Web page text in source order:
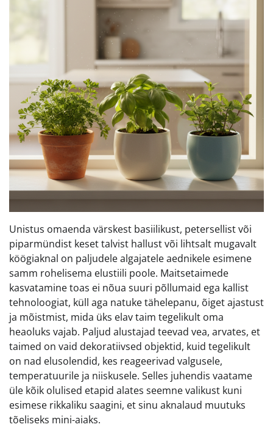
Unistus omaenda värskest basiilikust, petersellist või
piparmündist keset talvist hallust või lihtsalt mugavalt
köögiaknal on paljudele algajatele aednikele esimene
samm rohelisema elustiili poole. Maitsetaimede
kasvatamine toas ei nõua suuri põllumaid ega kallist
tehnoloogiat, küll aga natuke tähelepanu, õiget ajastust
ja mõistmist, mida üks elav taim tegelikult oma
heaoluks vajab. Paljud alustajad teevad vea, arvates, et
taimed on vaid dekoratiivsed objektid, kuid tegelikult
on nad elusolendid, kes reageerivad valgusele,
temperatuurile ja niiskusele. Selles juhendis vaatame
üle kõik olulised etapid alates seemne valikust kuni
esimese rikkaliku saagini, et sinu aknalaud muutuks
tõeliseks mini-aiaks.